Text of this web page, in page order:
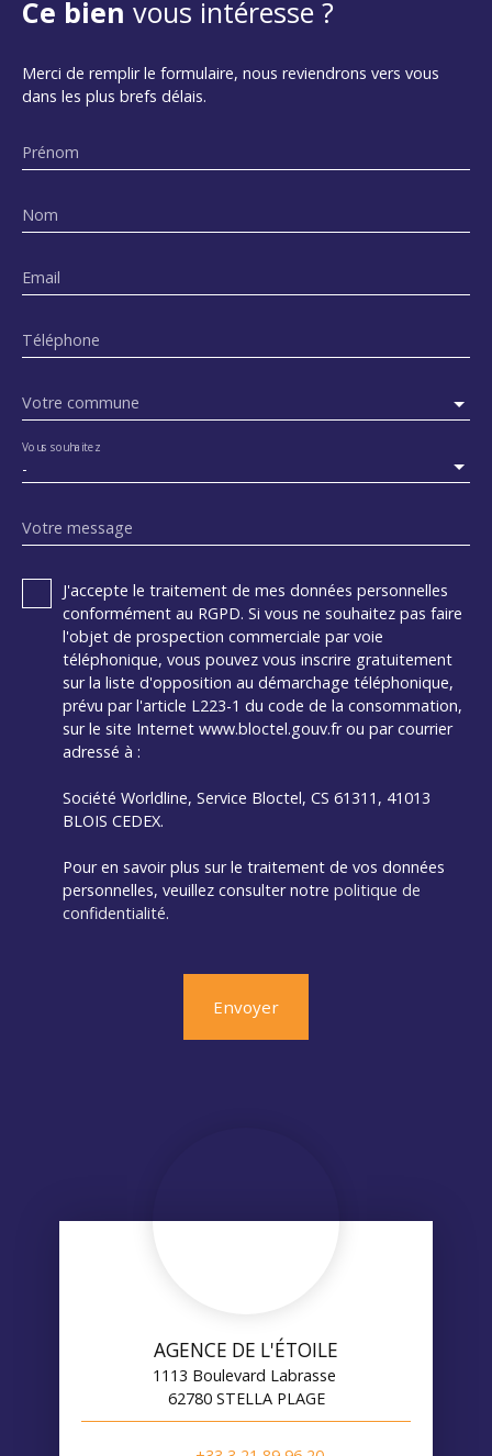
Ce bien vous intéresse ?
Merci de remplir le formulaire, nous reviendrons vers vous
dans les plus brefs délais.
Prénom
Nom
Email
Téléphone
Votre commune
-
Vous souhaitez
Votre message
J'accepte le traitement de mes données personnelles
conformément au RGPD. Si vous ne souhaitez pas faire
l'objet de prospection commerciale par voie
téléphonique, vous pouvez vous inscrire gratuitement
sur la liste d'opposition au démarchage téléphonique,
prévu par l'article L223-1 du code de la consommation,
sur le site Internet www.bloctel.gouv.fr ou par courrier
adressé à :
Société Worldline, Service Bloctel, CS 61311, 41013
BLOIS CEDEX.
Pour en savoir plus sur le traitement de vos données
personnelles, veuillez consulter notre politique de
confidentialité.
Envoyer
AGENCE DE L'ÉTOILE
1113 Boulevard Labrasse
62780 STELLA PLAGE